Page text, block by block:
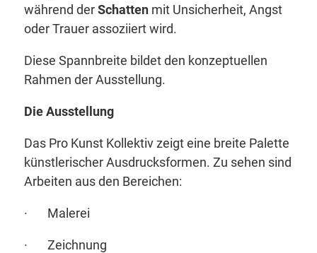
während derSchattenmit Unsicherheit, Angst
oder Trauer assoziiert wird.
Diese Spannbreite bildet den konzeptuellen
Rahmen der Ausstellung.
Die Ausstellung
Das Pro Kunst Kollektiv zeigt eine breite Palette
künstlerischer Ausdrucksformen. Zu sehen sind
Arbeiten aus den Bereichen:
· Malerei
· Zeichnung